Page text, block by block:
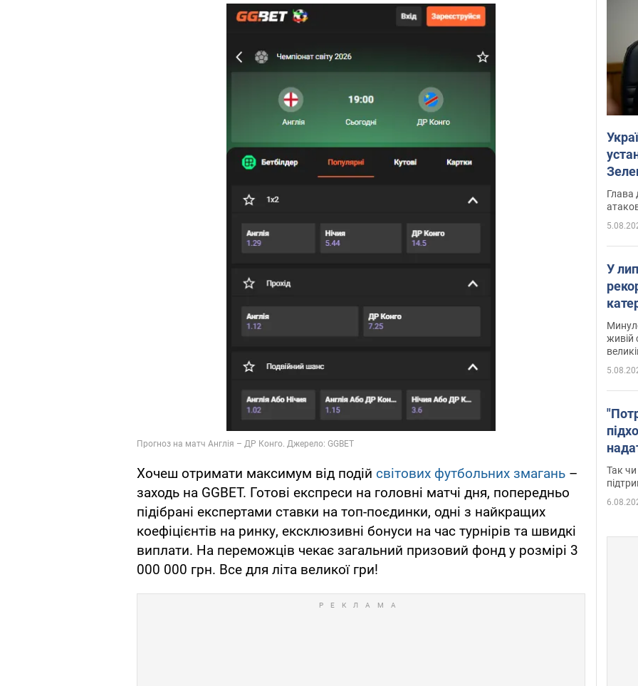
Хочеш отримати максимум від подій світових футбольних змагань –
заходь на GGBET. Готові експреси на головні матчі дня, попередньо
підібрані експертами ставки на топ-поєдинки, одні з найкращих
коефіцієнтів на ринку, ексклюзивні бонуси на час турнірів та швидкі
виплати. На переможців чекає загальний призовий фонд у розмірі 3
000 000 грн. Все для літа великої гри!
Глава
У
живій
Так чи